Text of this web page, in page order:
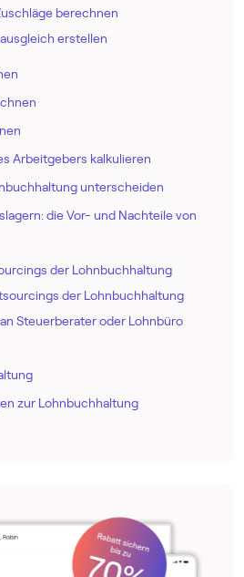
berechnen
erstellen
Arbeitgebers kalkulieren
unterscheiden
die Vor- und Nachteile von
der Lohnbuchhaltung
der Lohnbuchhaltung
Steuerberater oder Lohnbüro
zur Lohnbuchhaltung